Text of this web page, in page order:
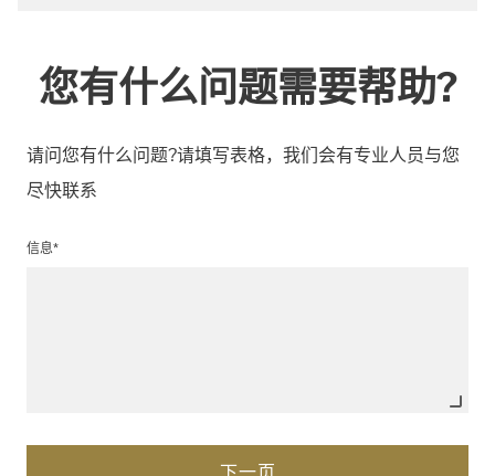
您有什么问题需要帮助?
请问您有什么问题?请填写表格，我们会有专业人员与您
尽快联系
信息*